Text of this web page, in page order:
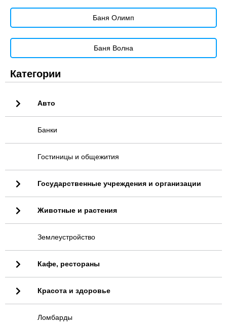
Баня Олимп
Баня Волна
Категории
Авто
Банки
Гостиницы и общежития
Государственные учреждения и организации
Животные и растения
Землеустройство
Кафе, рестораны
Красота и здоровье
Ломбарды